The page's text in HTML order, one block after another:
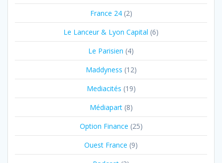
France 24(2)
Le Lanceur & Lyon Capital (6)
Le Parisien (4)
Maddyness (12)
Mediacités (19)
Médiapart(8)
Option Finance (25)
Ouest France (9)